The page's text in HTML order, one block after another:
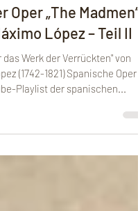
16 Min. Lesezeit
„The Madmen“
López – Teil II
Werk der Verrückten" von
Playlist der spanischen...